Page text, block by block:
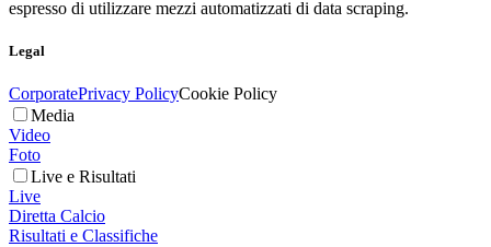
espresso di utilizzare mezzi automatizzati di data scraping.
Legal
CorporatePrivacy PolicyCookie Policy
Media
Video
Foto
Live e Risultati
Live
Diretta Calcio
Risultati e Classifiche